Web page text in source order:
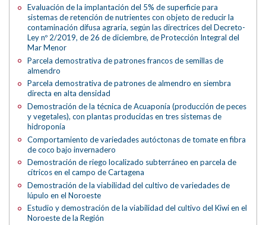
Evaluación de la implantación del 5% de superficie para
sistemas de retención de nutrientes con objeto de reducir la
contaminación difusa agraria, según las directrices del Decreto-
Ley nº 2/2019, de 26 de diciembre, de Protección Integral del
Mar Menor
Parcela demostrativa de patrones francos de semillas de
almendro
Parcela demostrativa de patrones de almendro en siembra
directa en alta densidad
Demostración de la técnica de Acuaponía (producción de peces
y vegetales), con plantas producidas en tres sistemas de
hidroponía
Comportamiento de variedades autóctonas de tomate en fibra
de coco bajo invernadero
Demostración de riego localizado subterráneo en parcela de
cítricos en el campo de Cartagena
Demostración de la viabilidad del cultivo de variedades de
lúpulo en el Noroeste
Estudio y demostración de la viabilidad del cultivo del Kiwi en el
Noroeste de la Región